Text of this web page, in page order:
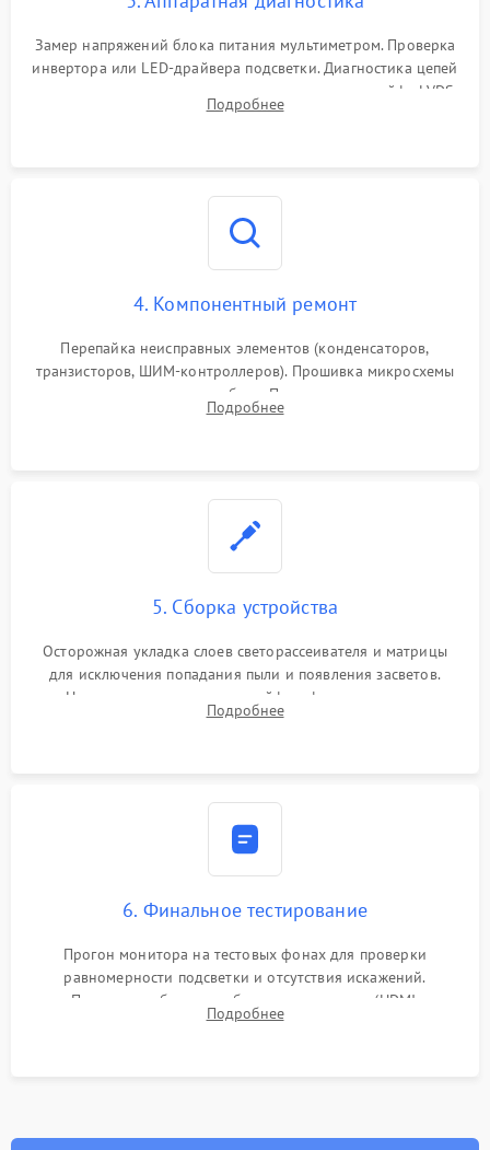
Поломка системы защиты
Замер напряжений блока питания мультиметром. Проверка
инвертора или LED-драйвера подсветки. Диагностика цепей
питания скалера и тестирование сигналов на шлейфе LVDS
Подробнее
4. Компонентный ремонт
Перепайка неисправных элементов (конденсаторов,
транзисторов, ШИМ-контроллеров). Прошивка микросхемы
памяти при программных сбоях. При поломке подсветки —
разборка матрицы и замена выгоревших светодиодов.
Подробнее
5. Сборка устройства
Осторожная укладка слоев светорассеивателя и матрицы
для исключения попадания пыли и появления засветов.
Надежное подключение шлейфов, фиксация плат и
аккуратное защелкивание пластикового корпуса монитора.
Подробнее
6. Финальное тестирование
Прогон монитора на тестовых фонах для проверки
равномерности подсветки и отсутствия искажений.
Проверка работоспособности всех портов (HDMI,
DisplayPort, VGA) и кнопок управления под нагрузкой в
Подробнее